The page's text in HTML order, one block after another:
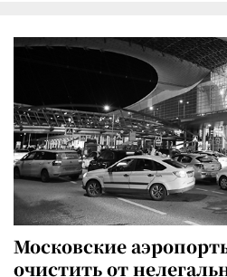
Московские
очистить от